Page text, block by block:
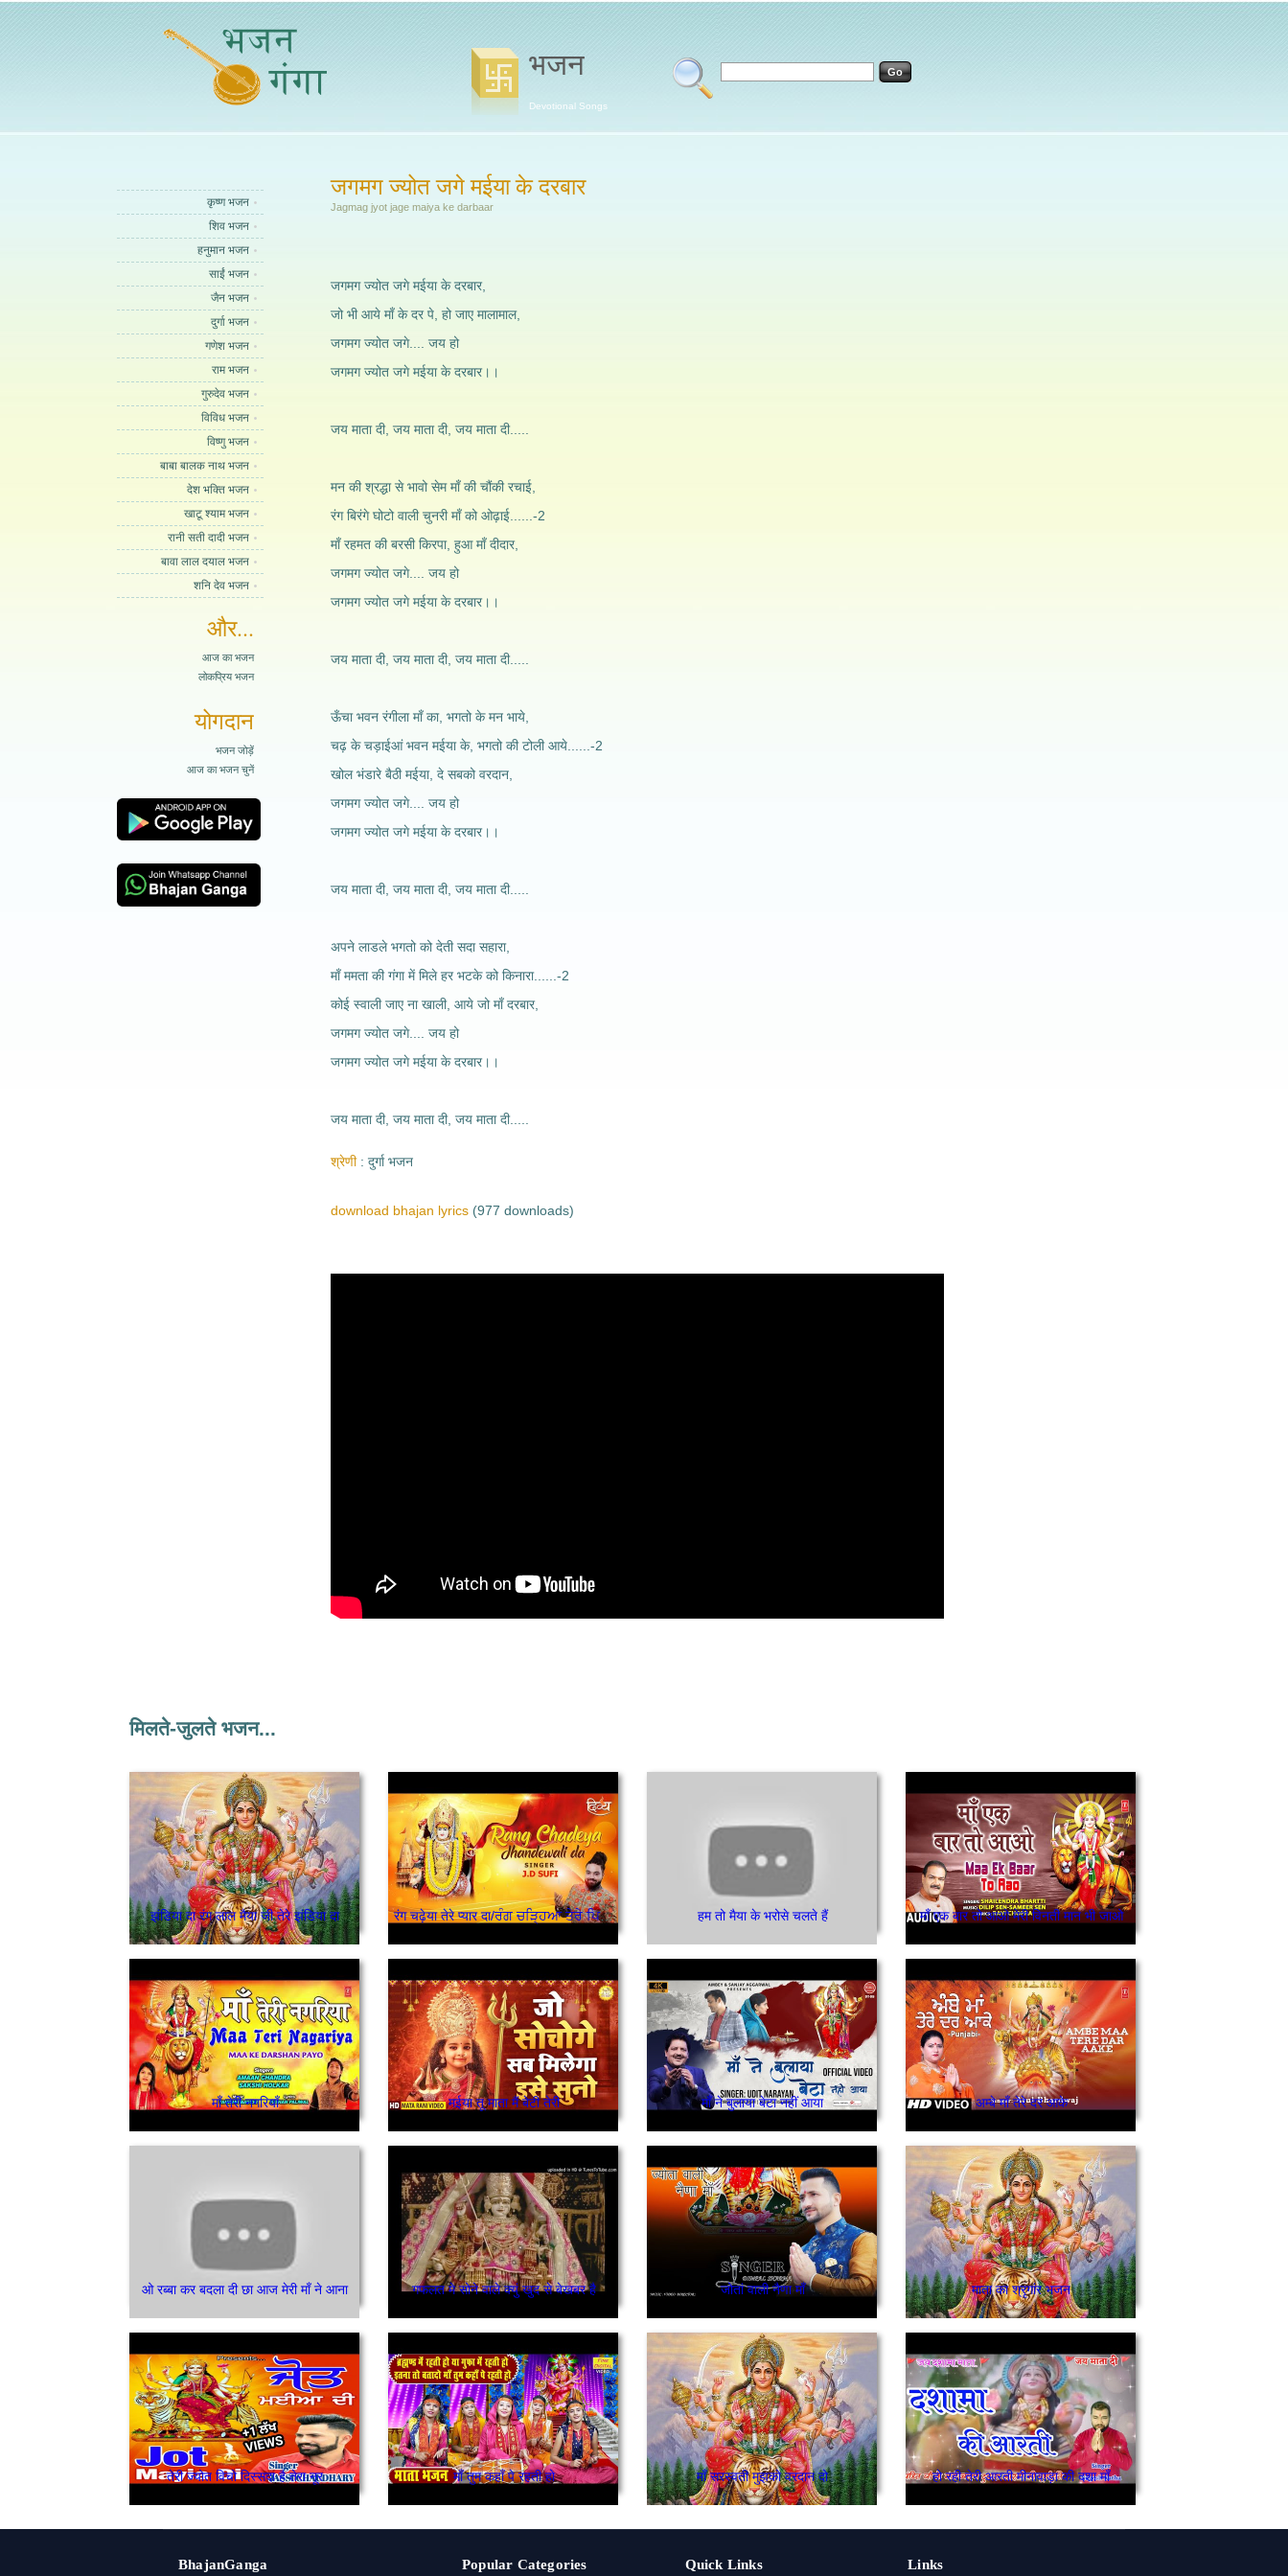
भजन
Devotional Songs
कृष्ण भजन
शिव भजन
हनुमान भजन
साईं भजन
जैन भजन
दुर्गा भजन
गणेश भजन
राम भजन
गुरुदेव भजन
विविध भजन
विष्णु भजन
बाबा बालक नाथ भजन
देश भक्ति भजन
खाटू श्याम भजन
रानी सती दादी भजन
बावा लाल दयाल भजन
शनि देव भजन
और...
आज का भजन
लोकप्रिय भजन
योगदान
भजन जोड़ें
आज का भजन चुनें
जगमग ज्योत जगे मईया के दरबार
Jagmag jyot jage maiya ke darbaar
जगमग ज्योत जगे मईया के दरबार,
जो भी आये माँ के दर पे, हो जाए मालामाल,
जगमग ज्योत जगे.... जय हो
जगमग ज्योत जगे मईया के दरबार।।
जय माता दी, जय माता दी, जय माता दी.....
मन की श्रद्धा से भावो सेम माँ की चौंकी रचाई,
रंग बिरंगे घोटो वाली चुनरी माँ को ओढ़ाई......-2
माँ रहमत की बरसी किरपा, हुआ माँ दीदार,
जगमग ज्योत जगे.... जय हो
जगमग ज्योत जगे मईया के दरबार।।
जय माता दी, जय माता दी, जय माता दी.....
ऊँचा भवन रंगीला माँ का, भगतो के मन भाये,
चढ़ के चड़ाईआं भवन मईया के, भगतो की टोली आये......-2
खोल भंडारे बैठी मईया, दे सबको वरदान,
जगमग ज्योत जगे.... जय हो
जगमग ज्योत जगे मईया के दरबार।।
जय माता दी, जय माता दी, जय माता दी.....
अपने लाडले भगतो को देती सदा सहारा,
माँ ममता की गंगा में मिले हर भटके को किनारा......-2
कोई स्वाली जाए ना खाली, आये जो माँ दरबार,
जगमग ज्योत जगे.... जय हो
जगमग ज्योत जगे मईया के दरबार।।
जय माता दी, जय माता दी, जय माता दी.....
श्रेणी दुर्गा भजन
download bhajan lyrics (977 downloads)
मिलते-जुलते भजन...
झंडिया दा रंग लाल मैया जी तेरे झंडिया दा रंग चढ़ेया तेरे प्यार दा/ਰੰਗ ਚੜ੍ਹਿਆ ਤੇਰੇ ਪਿਆਰ ਦਾ हम तो मैया के भरोसे चलते हैं माँ एक बार तो आओ मेरी विनती मान भी जाओ
माँ तेरी नगरियाँ मईया तू माता मैं बेटी तेरी माँ ने बुलाया बेटा नहीं आया अम्बे माँ तेरे दर आके
ओ रब्बा कर बदला दी छा आज मेरी माँ ने आना गफलत मे सोने वाले क्युं खुद से बेखबर है जोतां वाली नैणा माँ माता का श्रृगांर भजन
तेरी ज्योत विचो दिस्सदा है तेरा नूर माँ तुम कहाँ पे रहती हो माँ सरस्वती मुझको वरदान दो हो रही तेरी आरती मीनावाड़ा की दशा माँ
BhajanGanga Popular Categories Quick Links Links